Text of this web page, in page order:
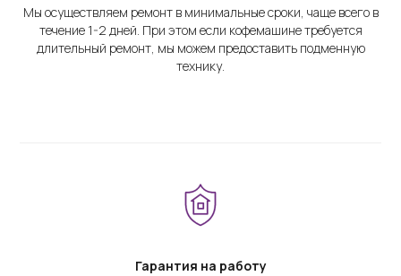
Мы осуществляем ремонт в минимальные сроки, чаще всего в
течение 1-2 дней. При этом если кофемашине требуется
длительный ремонт, мы можем предоставить подменную
технику.
Гарантия на работу